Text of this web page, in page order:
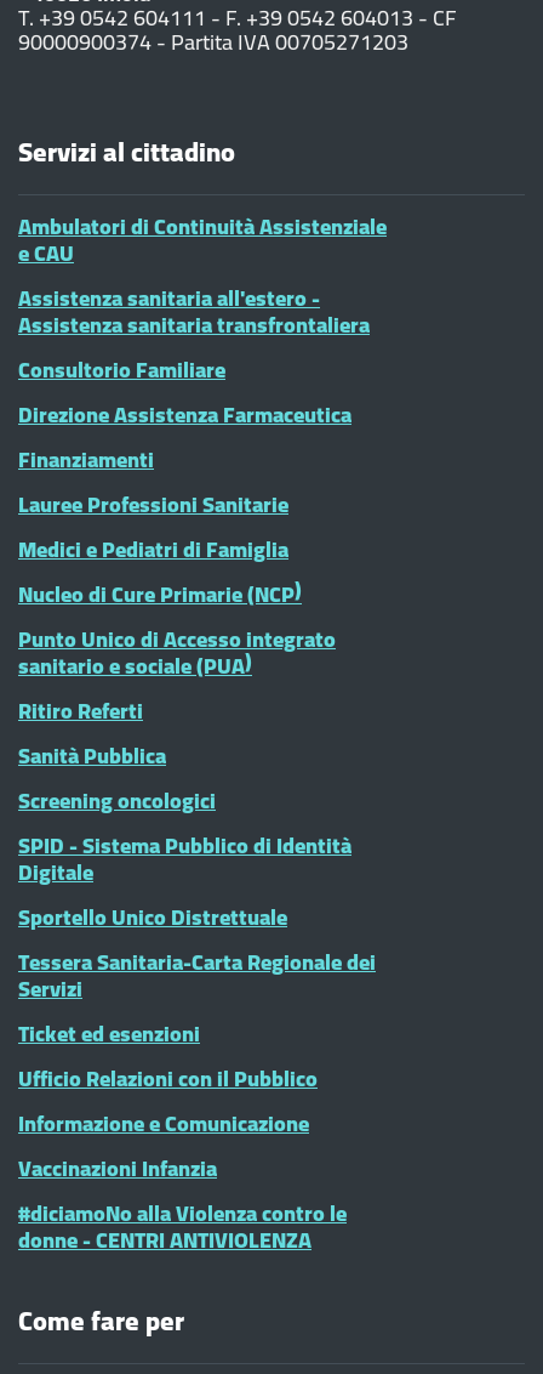
T. +39 0542 604111 - F. +39 0542 604013 - CF
90000900374 - Partita IVA 00705271203
Servizi al cittadino
Ambulatori di Continuità Assistenziale
e CAU
Assistenza sanitaria all'estero -
Assistenza sanitaria transfrontaliera
Consultorio Familiare
Direzione Assistenza Farmaceutica
Finanziamenti
Lauree Professioni Sanitarie
Medici e Pediatri di Famiglia
Nucleo di Cure Primarie (NCP)
Punto Unico di Accesso integrato
sanitario e sociale (PUA)
Ritiro Referti
Sanità Pubblica
Screening oncologici
SPID - Sistema Pubblico di Identità
Digitale
Sportello Unico Distrettuale
Tessera Sanitaria-Carta Regionale dei
Servizi
Ticket ed esenzioni
Ufficio Relazioni con il Pubblico
Informazione e Comunicazione
Vaccinazioni Infanzia
#diciamoNo alla Violenza contro le
donne - CENTRI ANTIVIOLENZA
Come fare per